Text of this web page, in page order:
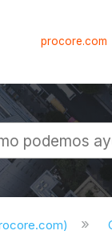
procore.com